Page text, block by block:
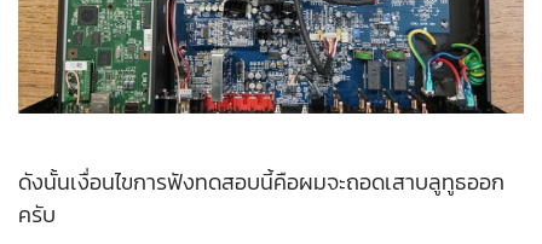
ดังนั้นเงื่อนไขการฟังทดสอบนี้คือผมจะถอดเสาบลูทูธออก
ครับ